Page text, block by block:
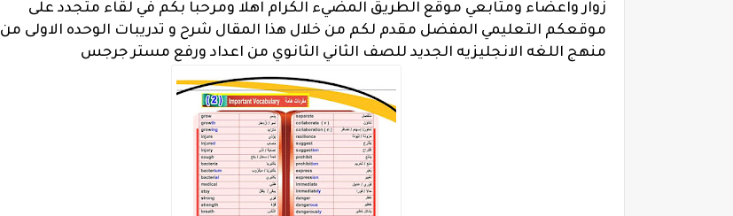
زوار واعضاء ومتابعي موقع الطريق المضيء الكرام اهلا ومرحبا بكم في لقاء متجدد على
موقعكم التعليمي المفضل مقدم لكم من خلال هذا المقال شرح و تدريبات الوحده الاولى من
منهج اللغه الانجليزيه الجديد للصف الثاني الثانوي من اعداد ورفع مستر جرجس